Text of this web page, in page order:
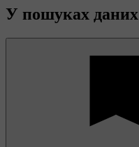
У пошуках даних